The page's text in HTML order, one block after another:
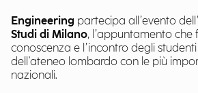
Engineering partecipa all’evento dell’
Studi di Milano, l’appuntamento che
conoscenza e l’incontro degli
dell'ateneo lombardo con le più
nazionali.